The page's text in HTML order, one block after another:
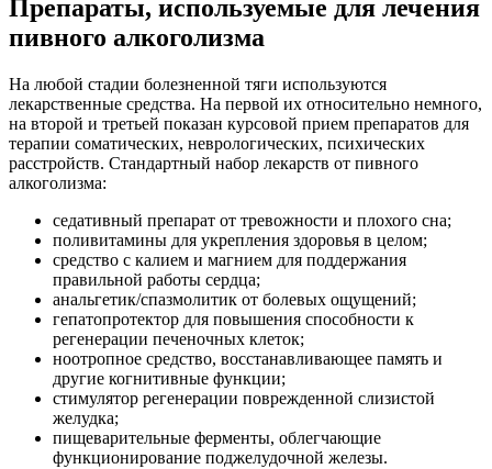
Препараты, используемые для лечения
пивного алкоголизма
На любой стадии болезненной тяги используются
лекарственные средства. На первой их относительно немного,
на второй и третьей показан курсовой прием препаратов для
терапии соматических, неврологических, психических
расстройств. Стандартный набор лекарств от пивного
алкоголизма:
седативный препарат от тревожности и плохого сна;
поливитамины для укрепления здоровья в целом;
средство с калием и магнием для поддержания
правильной работы сердца;
анальгетик/спазмолитик от болевых ощущений;
гепатопротектор для повышения способности к
регенерации печеночных клеток;
ноотропное средство, восстанавливающее память и
другие когнитивные функции;
стимулятор регенерации поврежденной слизистой
желудка;
пищеварительные ферменты, облегчающие
функционирование поджелудочной железы.